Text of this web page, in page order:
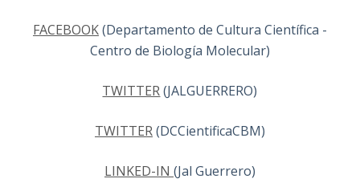
FACEBOOK(Departamento de Cultura Científica -
Centro de Biología Molecular)
TWITTER(JALGUERRERO)
TWITTER(DCCientificaCBM)
LINKED-IN (Jal Guerrero)